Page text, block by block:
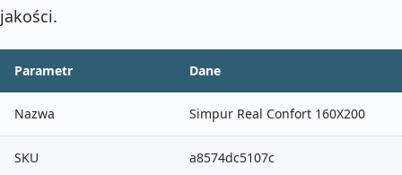
jakości.
Parametr Dane
Nazwa Simpur Real Confort 160X200
SKU a8574dc5107c